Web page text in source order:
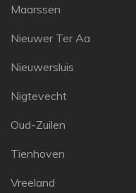
Maarssen
Nieuwer Ter Aa
Nieuwersluis
Nigtevecht
Oud-Zuilen
Tienhoven
Vreeland